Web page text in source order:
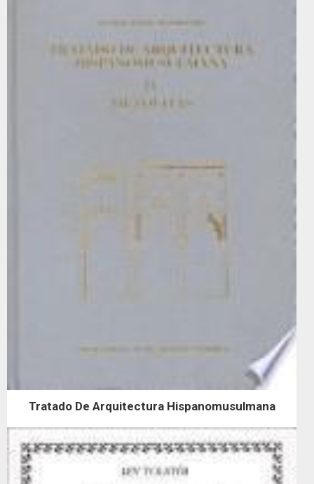
Tratado De Arquitectura Hispanomusulmana